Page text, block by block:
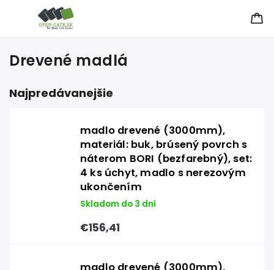
Drevené madlá
Najpredávanejšie
madlo drevené (3000mm),
materiál: buk, brúsený povrch s
náterom BORI (bezfarebný), set:
4 ks úchyt, madlo s nerezovým
ukončením
Skladom do 3 dní
€156,41